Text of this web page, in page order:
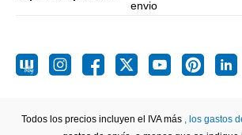
Todos los precios incluyen el IVA más , los gastos